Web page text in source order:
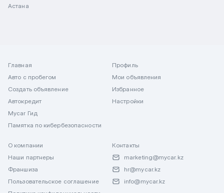
Астана
Главная
Авто с пробегом
Создать объявление
Автокредит
Mycar Гид
Памятка по кибербезопасности
Профиль
Мои объявления
Избранное
Настройки
О компании
Наши партнеры
Франшиза
Пользовательское соглашение
Контакты
marketing@mycar.kz
hr@mycar.kz
info@mycar.kz